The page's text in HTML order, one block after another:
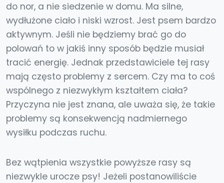
do nor, a nie siedzenie w domu. Ma silne,
wydłużone ciało i niski wzrost. Jest psem bardzo
aktywnym. Jeśli nie będziemy brać go do
polowań to w jakiś inny sposób będzie musiał
tracić energię. Jednak przedstawiciele tej rasy
mają często problemy z sercem. Czy ma to coś
wspólnego z niezwykłym kształtem ciała?
Przyczyna nie jest znana, ale uważa się, że takie
problemy są konsekwencją nadmiernego
wysiłku podczas ruchu.
Bez wątpienia wszystkie powyższe rasy są
niezwykle urocze psy! Jeżeli postanowiliście